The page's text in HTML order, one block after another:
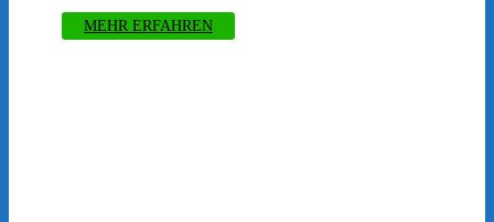
MEHR ERFAHREN